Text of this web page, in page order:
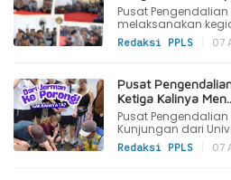
Pusat Pengendalian
melaksanakan
Redaksi PPLS 07
Pusat
Ketiga Kalinya Men..
Pusat
Kunjungan dari
Redaksi PPLS 07